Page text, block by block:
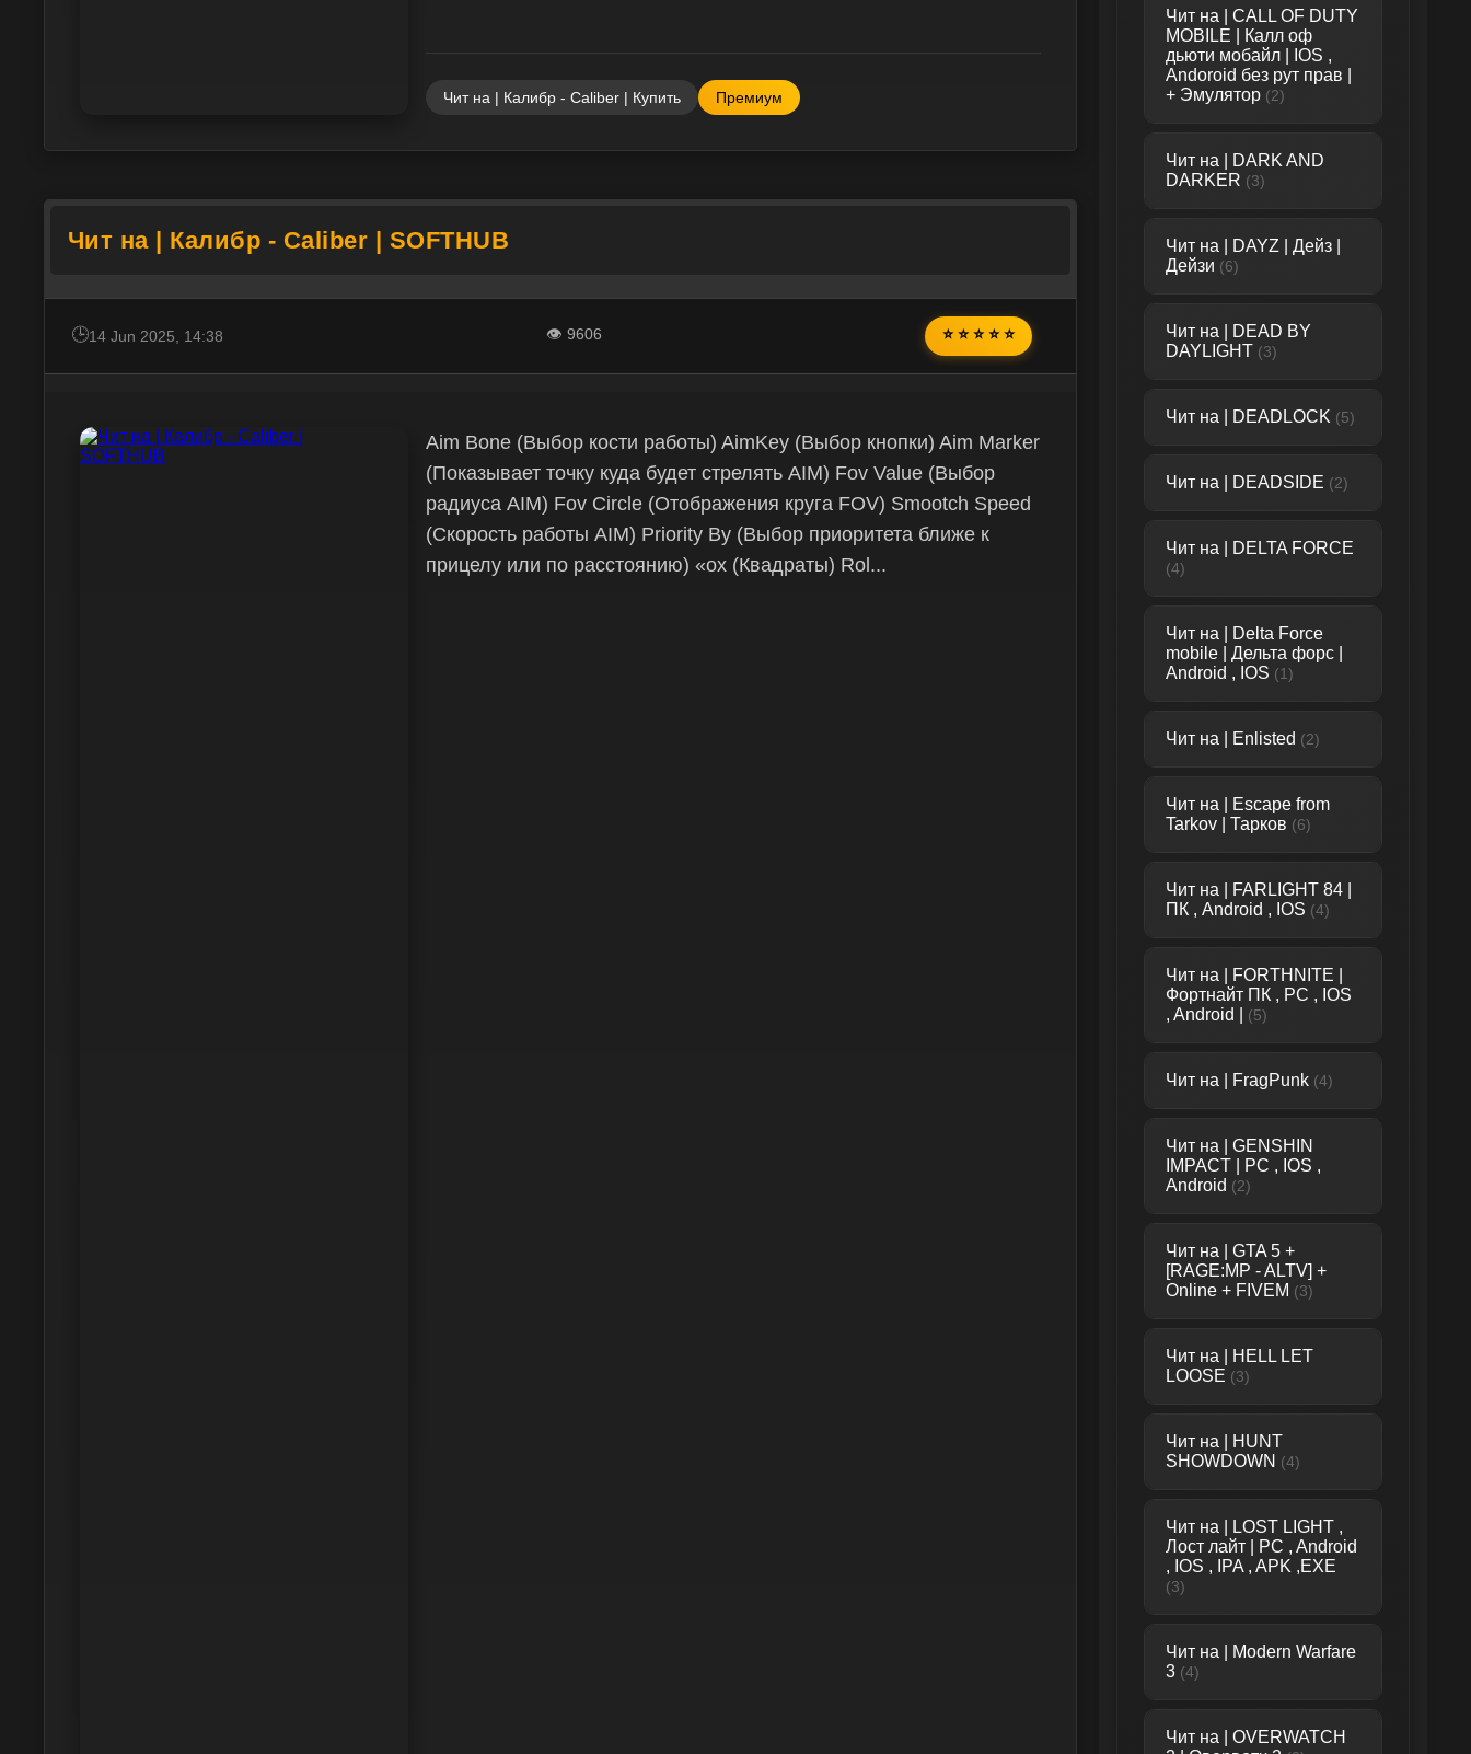
Чит на | Калибр - Caliber | Купить Премиум
Чит на | Калибр - Caliber | SOFTHUB
14 Jun 2025, 14:38 👁 9606 ⭐ ⭐ ⭐ ⭐ ⭐
Aim Bone (Выбор кости работы) AimKey (Выбор кнопки) Aim Marker
(Показывает точку куда будет стрелять AIM) Fov Value (Выбор
радиуса AIM) Fov Circle (Отображения круга FOV) Smootch Speed
(Скорость работы AIM) Priority By (Выбор приоритета ближе к
прицелу или по расстоянию) «ox (Квадраты) Rol...
Чит на | CALL OF DUTY
MOBILE | Калл оф
дьюти мобайл | IOS ,
Andoroid без рут прав |
+ Эмулятор (2)
Чит на | DARK AND
DARKER (3)
Чит на | DAYZ | Дейз |
Дейзи (6)
Чит на | DEAD BY
DAYLIGHT (3)
Чит на | DEADLOCK (5)
Чит на | DEADSIDE (2)
Чит на | DELTA FORCE
(4)
Чит на | Delta Force
mobile | Дельта форс |
Android , IOS (1)
Чит на | Enlisted (2)
Чит на | Escape from
Tarkov | Тарков (6)
Чит на | FARLIGHT 84 |
ПК , Android , IOS (4)
Чит на | FORTHNITE |
Фортнайт ПК , PC , IOS
, Android | (5)
Чит на | FragPunk (4)
Чит на | GENSHIN
IMPACT | PC , IOS ,
Android (2)
Чит на | GTA 5 +
[RAGE:MP - ALTV] +
Online + FIVEM (3)
Чит на | HELL LET
LOOSE (3)
Чит на | HUNT
SHOWDOWN (4)
Чит на | LOST LIGHT ,
Лост лайт | PC , Android
, IOS , IPA , APK ,EXE
(3)
Чит на | Modern Warfare
3 (4)
Чит на | OVERWATCH